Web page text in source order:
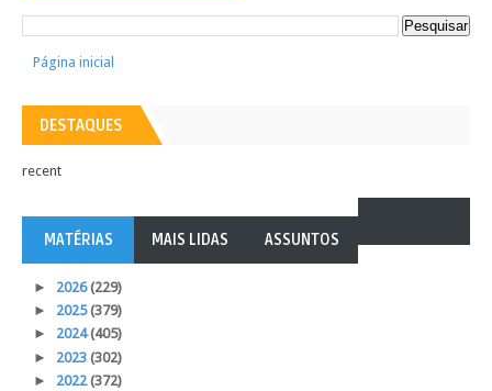
Página inicial
DESTAQUES
recent
MATÉRIAS MAIS LIDAS ASSUNTOS
► 2026(229)
► 2025(379)
► 2024(405)
► 2023 (302)
► 2022(372)